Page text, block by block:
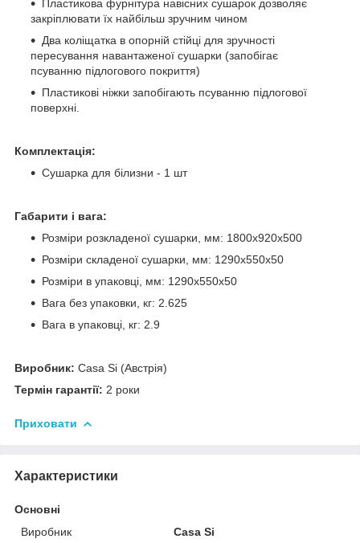
Пластикова фурнітура навісних сушарок дозволяє
закріплювати їх найбільш зручним чином
Два коліщатка в опорній стійці для зручності
пересування навантаженої сушарки (запобігає
псуванню підлогового покриття)
Пластикові ніжки запобігають псуванню підлогової
поверхні.
Комплектація:
Сушарка для білизни - 1 шт
Габарити і вага:
Розміри розкладеної сушарки, мм: 1800х920х500
Розміри складеної сушарки, мм: 1290х550х50
Розміри в упаковці, мм: 1290х550х50
Вага без упаковки, кг: 2.625
Вага в упаковці, кг: 2.9
Виробник: Casa Si (Австрія)
Термін гарантії: 2 роки
Приховати
Характеристики
Основні
Виробник
Casa Si